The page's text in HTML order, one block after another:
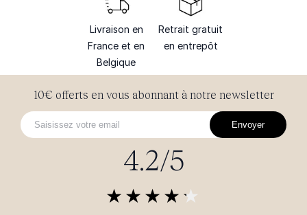
Livraison en
France et en
Belgique
Retrait gratuit
en entrepôt
10€ offerts en vous abonnant à notre newsletter
Envoyer
4.2/5